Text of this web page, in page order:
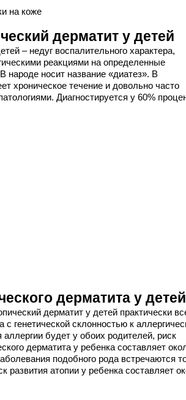
на коже
дерматит у детей
– недуг воспалительного характера,
реакциями на определенные
народе носит название «диатез». В
хроническое течение и довольно часто
Диагностируется у 60%
дерматита у детей
дерматит у детей практически
с генетической склонностью к
будет у обоих родителей, риск
дерматита у ребенка составляет
подобного рода встречаются
развития атопии у ребенка составляет